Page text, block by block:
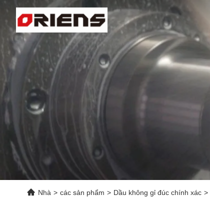
Nhà > các sản phẩm > Dầu không gỉ đúc chính xác >